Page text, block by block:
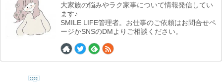
大家族の悩みやラク家事について情報発信してい
ます♪
SMILE LIFE管理者。お仕事のご依頼はお問合せペ
ージかSNSのDMよりご相談ください。